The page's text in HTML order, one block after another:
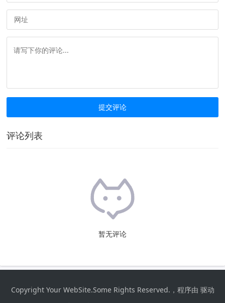
评论列表
暂无评论
Copyright Your WebSite.Some Rights Reserved.，程序由 驱动